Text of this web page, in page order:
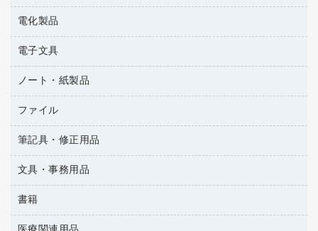
ハンドソープ・石鹸
トイレ用品
トイレ用洗剤
ティッシュペーパー
ダストボックス
タオル・アメニティ用品
ラミネートフィルム
ラミネータ
タイムレコーダー
シュレッダ
ＯＨＰ用品
テレビ・ＡＶ機器
電球・蛍光灯
乾電池・充電池
フィルム・カメラ用品
デスクライト
アルバム
懐中電灯・ライト
電化製品
掃除機・クリーナー
空調・季節家電
その他電化製品
キッチン・調理家電
ＯＡタップ／延長コード
電子文具
電卓
ラベルテープ
その他電子文具
ノート・紙製品
封筒
粘着メモ
伝票
典礼用品
帳簿
ファイル
名刺整理用品
板目表紙・綴込表紙
背幅が伸びるファイル
統一伝票用ファイル
収納保存用品
筆記具・修正用品
万年筆
筆ペン
消しゴム
文具・事務用品
輪ゴム
両面テープ
書籍